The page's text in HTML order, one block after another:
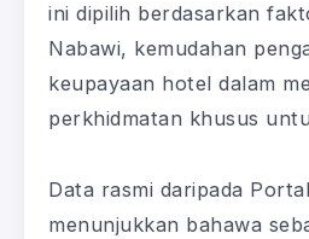
ini dipilih berdasarkan
Nabawi, kemudahan
keupayaan hotel dalam
perkhidmatan khusus
Data rasmi daripada
menunjukkan bahawa